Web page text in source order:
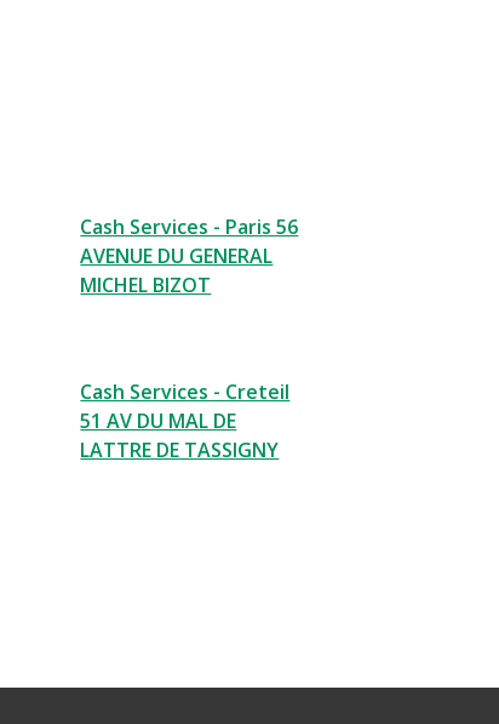
Cash Services - Paris 56
AVENUE DU GENERAL
MICHEL BIZOT
Cash Services - Creteil
51 AV DU MAL DE
LATTRE DE TASSIGNY